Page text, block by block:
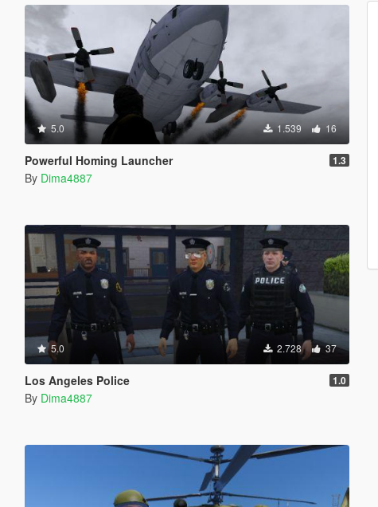
5.0 1.539 16
Powerful Homing Launcher 1.3
By Dima4887
5.0 2.728 37
Los Angeles Police 1.0
By Dima4887